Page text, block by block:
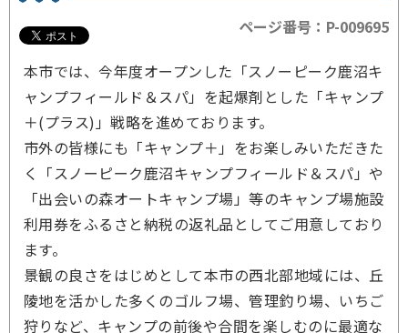
ページ番号：P-009695
本市では、今年度オープンした「スノーピーク鹿沼キ
ャンプフィールド＆スパ」を起爆剤とした「キャンプ
＋(プラス)」戦略を進めております。
市外の皆様にも「キャンプ＋」をお楽しみいただきた
く「スノーピーク鹿沼キャンプフィールド＆スパ」や
「出会いの森オートキャンプ場」等のキャンプ場施設
利用券をふるさと納税の返礼品としてご用意しており
ます。
景観の良さをはじめとして本市の西北部地域には、丘
陵地を活かした多くのゴルフ場、管理釣り場、いちご
狩りなど、キャンプの前後や合間を楽しむのに最適な